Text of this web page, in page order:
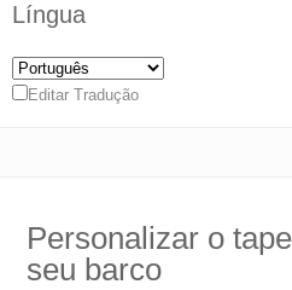
Língua
Editar Tradução
Personalizar o
seu barco